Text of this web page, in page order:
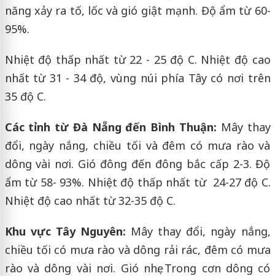
năng xảy ra tố, lốc và gió giật mạnh. Độ ẩm từ 60-
95%.
Nhiệt độ thấp nhất từ 22 - 25 độ C. Nhiệt độ cao
nhất từ 31 - 34 độ, vùng núi phía Tây có nơi trên
35 độ C.
Các tỉnh từ Đà Nẵng đến Bình Thuận: Mây thay
đổi, ngày nắng, chiều tối và đêm có mưa rào và
dông vài nơi. Gió đông đến đông bắc cấp 2-3. Độ
ẩm từ 58- 93%. Nhiệt độ thấp nhất từ 24-27 độ C.
Nhiệt độ cao nhất từ 32-35 độ C.
Khu vực Tây Nguyên: Mây thay đổi, ngày nắng,
chiều tối có mưa rào và dông rải rác, đêm có mưa
rào và dông vài nơi. Gió nhẹ. Trong cơn dông có